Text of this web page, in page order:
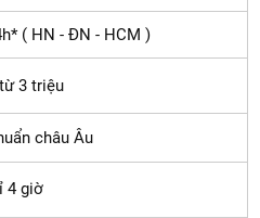
( HN - ĐN - HCM )
3 triệu
châu Âu
4 giờ